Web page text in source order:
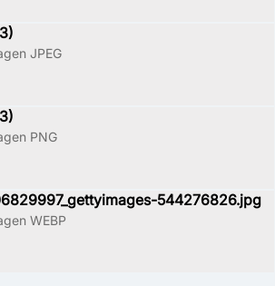
JPEG
PNG
544276826.jpg
WEBP